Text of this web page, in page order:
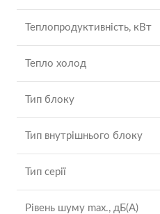
Теплопродуктивність, кВт
Тепло холод
Тип блоку
Тип внутрішнього блоку
Тип серії
Рівень шуму max., дБ(А)